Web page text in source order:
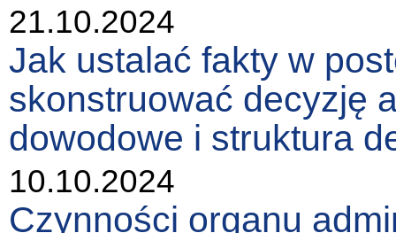
21.10.2024
Jak ustalać fakty w
skonstruować decyzję
dowodowe i struktura
10.10.2024
Czynności organu